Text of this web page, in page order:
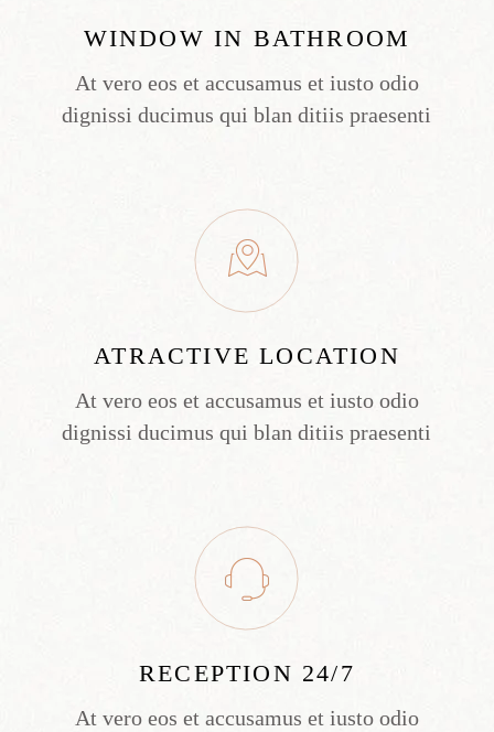
WINDOW IN BATHROOM
At vero eos et accusamus et iusto odio
dignissi ducimus qui blan ditiis praesenti
ATRACTIVE LOCATION
At vero eos et accusamus et iusto odio
dignissi ducimus qui blan ditiis praesenti
RECEPTION 24/7
At vero eos et accusamus et iusto odio